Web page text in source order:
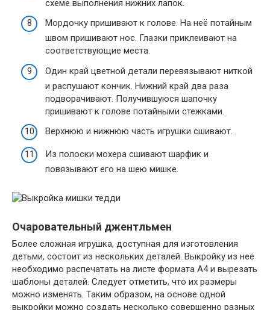
схеме выполнения нижних лапок.
Мордочку пришивают к голове. На неё потайным
швом пришивают нос. Глазки приклеивают на
соответствующие места.
Один край цветной детали перевязывают ниткой
и распушают кончик. Нижний край два раза
подворачивают. Получившуюся шапочку
пришивают к голове потайными стежками.
Верхнюю и нижнюю часть игрушки сшивают.
Из полоски мохера сшивают шарфик и
повязывают его на шею мишке.
Очаровательный джентльмен
Более сложная игрушка, доступная для изготовления
детьми, состоит из нескольких деталей. Выкройку из неё
необходимо распечатать на листе формата А4 и вырезать
шаблоны деталей. Следует отметить, что их размеры
можно изменять. Таким образом, на основе одной
выкройки можно создать несколько совершенно разных